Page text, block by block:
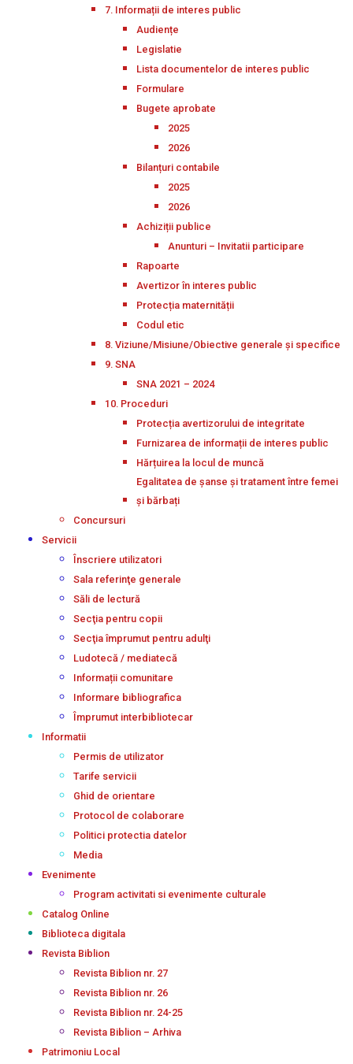
7. Informații de interes public
Audiențe
Legislatie
Lista documentelor de interes public
Formulare
Bugete aprobate
2025
2026
Bilanțuri contabile
2025
2026
Achiziții publice
Anunturi – Invitatii participare
Rapoarte
Avertizor în interes public
Protecția maternității
Codul etic
8. Viziune/Misiune/Obiective generale și specifice
9. SNA
SNA 2021 – 2024
10. Proceduri
Protecția avertizorului de integritate
Furnizarea de informații de interes public
Hărțuirea la locul de muncă
Egalitatea de șanse și tratament între femei
și bărbați
Concursuri
Servicii
Înscriere utilizatori
Sala referinţe generale
Săli de lectură
Secţia pentru copii
Secţia împrumut pentru adulţi
Ludotecă / mediatecă
Informații comunitare
Informare bibliografica
Împrumut interbibliotecar
Informatii
Permis de utilizator
Tarife servicii
Ghid de orientare
Protocol de colaborare
Politici protectia datelor
Media
Evenimente
Program activitati si evenimente culturale
Catalog Online
Biblioteca digitala
Revista Biblion
Revista Biblion nr. 27
Revista Biblion nr. 26
Revista Biblion nr. 24-25
Revista Biblion – Arhiva
Patrimoniu Local